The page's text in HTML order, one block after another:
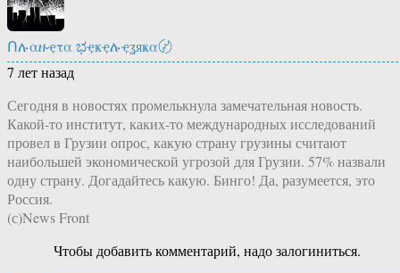
Ոሉαዙҿτα ಭҿҝҿሉҿʓяҝα〄
7 лет назад
Сегодня в новостях промелькнула замечательная новость.
Какой-то институт, каких-то международных исследований
провел в Грузии опрос, какую страну грузины считают
наибольшей экономической угрозой для Грузии. 57% назвали
одну страну. Догадайтесь какую. Бинго! Да, разумеется, это
Россия.
(с)News Front
Чтобы добавить комментарий, надо залогиниться.